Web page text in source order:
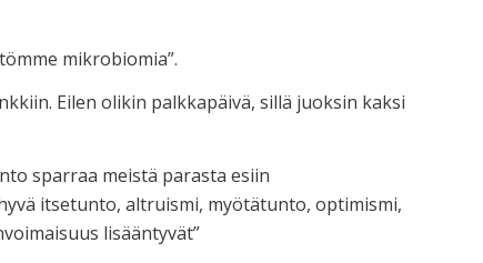
mikrobiomia”.
Eilen olikin palkkapäivä, sillä juoksin kaksi
sparraa meistä parasta esiin
itsetunto, altruismi, myötätunto, optimismi,
lisääntyvät”